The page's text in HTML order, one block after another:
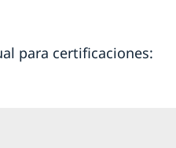
para certificaciones: